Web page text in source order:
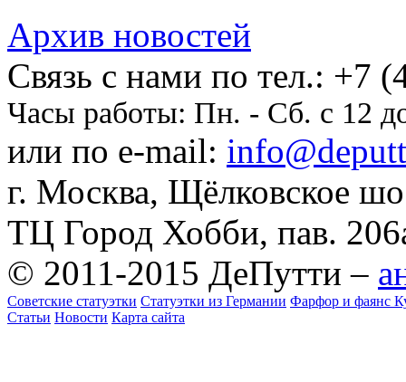
Архив новостей
Cвязь с нами по тел.: +7
Часы работы: Пн. - Сб. с 12
или по e-mail:
г. Москва, Щёлковское
ТЦ Город Хобби, пав.
© 2011-2015 ДеПутти –
Советские статуэтки Статуэтки из Германии Фарфор и фаянс
Статьи Новости Карта сайта